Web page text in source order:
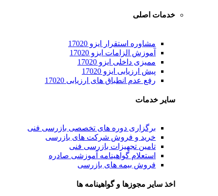
خدمات اصلی
مشاوره استقرار ایزو 17020
آموزش الزامات ایزو 17020
ممیزی داخلی ایزو 17020
پیش ارزیابی ایزو 17020
رفع عدم انطباق های ارزیابی 17020
سایر خدمات
برگزاری دوره های تخصصی بازرسی فنی
خرید و فروش شرکت های بازرسی
تامین تجهیزات بازرسی فنی
استعلام گواهینامه آموزشی صادره
فروش بیمه های بازرسی
اخذ سایر مجوزها و گواهینامه ها